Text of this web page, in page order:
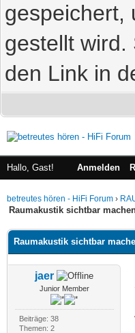
gespeichert,
gestellt wird.
den Link in
Hallo, Gast! Anmelden
betreutes hören - HiFi Forum ›
Raumakustik sichtbar
Raumakustik sichtbar
jaer
Junior Member
Beiträge: 38
Themen: 2